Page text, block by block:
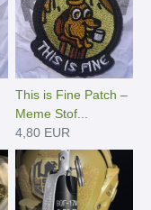
This is Fine Patch –
Meme Stof...
4,80 EUR